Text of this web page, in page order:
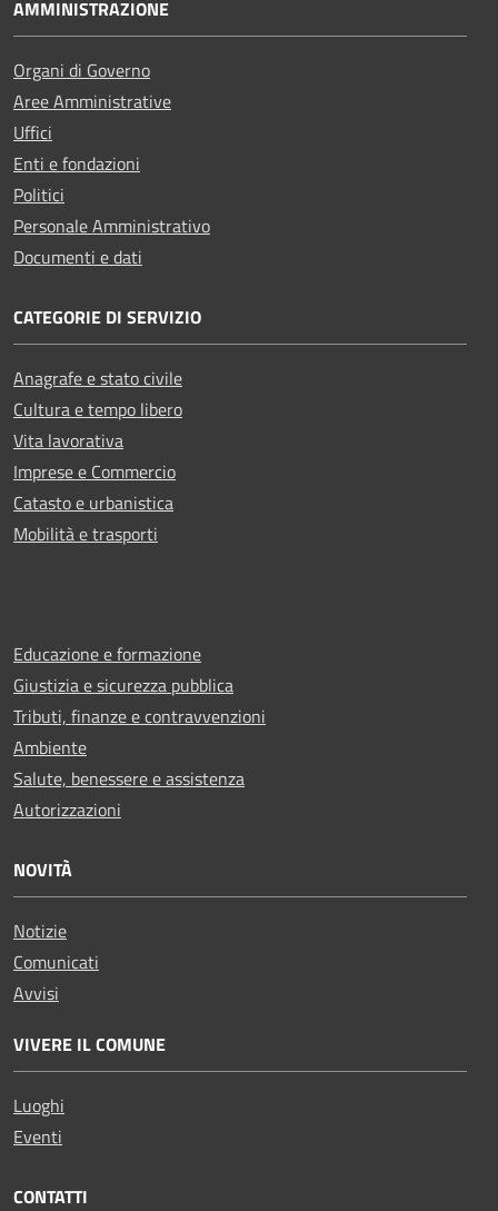
AMMINISTRAZIONE
Organi di Governo
Aree Amministrative
Uffici
Enti e fondazioni
Politici
Personale Amministrativo
Documenti e dati
CATEGORIE DI SERVIZIO
Anagrafe e stato civile
Cultura e tempo libero
Vita lavorativa
Imprese e Commercio
Catasto e urbanistica
Mobilità e trasporti
Educazione e formazione
Giustizia e sicurezza pubblica
Tributi, finanze e contravvenzioni
Ambiente
Salute, benessere e assistenza
Autorizzazioni
NOVITÀ
Notizie
Comunicati
Avvisi
VIVERE IL COMUNE
Luoghi
Eventi
CONTATTI